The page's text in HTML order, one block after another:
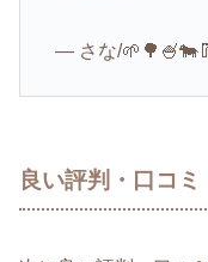
— さな/
良い評判・口コミ